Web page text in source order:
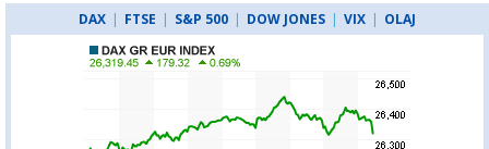
DAX | FTSE | S&P 500 | DOW JONES | VIX | OLAJ